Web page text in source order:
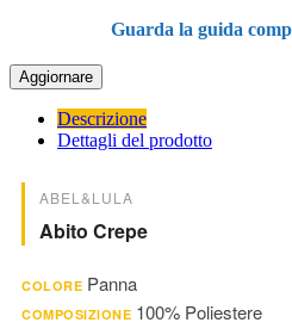
Guarda la guida
Descrizione
Dettagli del prodotto
ABEL&LULA
Abito Crepe
COLORE Panna
COMPOSIZIONE 100% Poliestere